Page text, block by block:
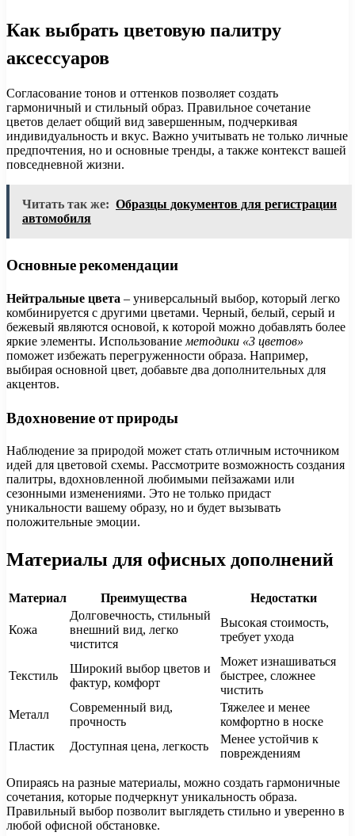
Как выбрать цветовую палитру
аксессуаров
Согласование тонов и оттенков позволяет создать
гармоничный и стильный образ. Правильное сочетание
цветов делает общий вид завершенным, подчеркивая
индивидуальность и вкус. Важно учитывать не только личные
предпочтения, но и основные тренды, а также контекст вашей
повседневной жизни.
Читать так же: Образцы документов для регистрации
автомобиля
Основные рекомендации
Нейтральные цвета – универсальный выбор, который легко
комбинируется с другими цветами. Черный, белый, серый и
бежевый являются основой, к которой можно добавлять более
яркие элементы. Использование методики «3 цветов»
поможет избежать перегруженности образа. Например,
выбирая основной цвет, добавьте два дополнительных для
акцентов.
Вдохновение от природы
Наблюдение за природой может стать отличным источником
идей для цветовой схемы. Рассмотрите возможность создания
палитры, вдохновленной любимыми пейзажами или
сезонными изменениями. Это не только придаст
уникальности вашему образу, но и будет вызывать
положительные эмоции.
Материалы для офисных дополнений
Материал Преимущества Недостатки
Кожа
Долговечность, стильный
внешний вид, легко
чистится
Высокая стоимость,
требует ухода
Текстиль
Широкий выбор цветов и
фактур, комфорт
Может изнашиваться
быстрее, сложнее
чистить
Металл
Современный вид,
прочность
Тяжелее и менее
комфортно в носке
Пластик
Доступная цена, легкость
Менее устойчив к
повреждениям
Опираясь на разные материалы, можно создать гармоничные
сочетания, которые подчеркнут уникальность образа.
Правильный выбор позволит выглядеть стильно и уверенно в
любой офисной обстановке.